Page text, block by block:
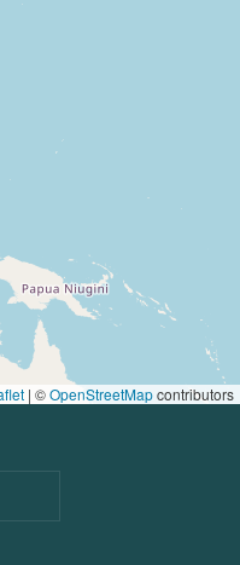
| ©OpenStreetMapcontributors